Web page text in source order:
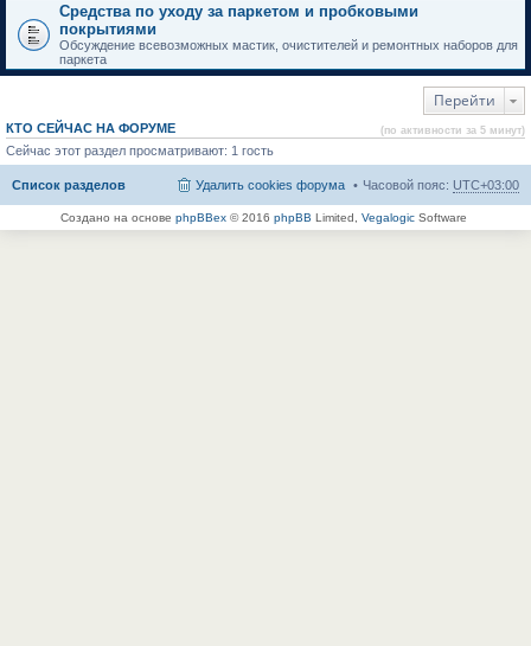
Средства по уходу за паркетом и пробковыми
покрытиями
Обсуждение всевозможных мастик, очистителей и ремонтных наборов для
паркета
Перейти
КТО СЕЙЧАС НА ФОРУМЕ (по активности за 5 минут)
Сейчас этот раздел просматривают: 1 гость
Список разделов Часовой пояс: UTC+03:00
Удалить cookies форума
Создано на основе phpBBex© 2016 phpBB Limited, VegalogicSoftware